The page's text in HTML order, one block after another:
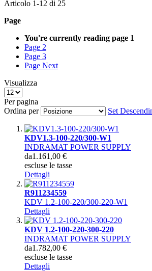
Articolo 1-12 di 25
Page
You're currently reading page 1
Page 2
Page 3
Page Next
Visualizza
Per pagina
Ordina per
Set
KDV1.3-100-220/300-W1
INDRAMAT POWER SUPPLY
da1.161,00 €
escluse le tasse
Dettagli
R911234559
KDV 1.2-100-220/300-220-W1
Dettagli
KDV 1.2-100-220-300-220
INDRAMAT POWER SUPPLY
da1.782,00 €
escluse le tasse
Dettagli